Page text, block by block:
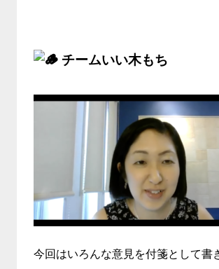
チームいい木もち
今回はいろんな意見を付箋として書